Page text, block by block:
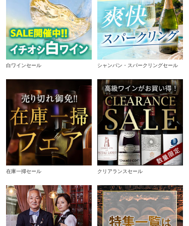
白ワインセール シャンパン・スパークリングセール
在庫一掃セール クリアランスセール